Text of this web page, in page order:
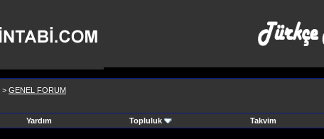
> GENEL FORUM
Yardım Topluluk Takvim